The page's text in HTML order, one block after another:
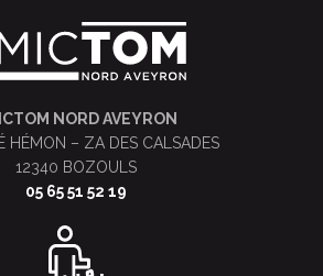
NORD AVEYRON
HÉMON – ZA DES CALSADES
12340 BOZOULS
05 65 51 52 19